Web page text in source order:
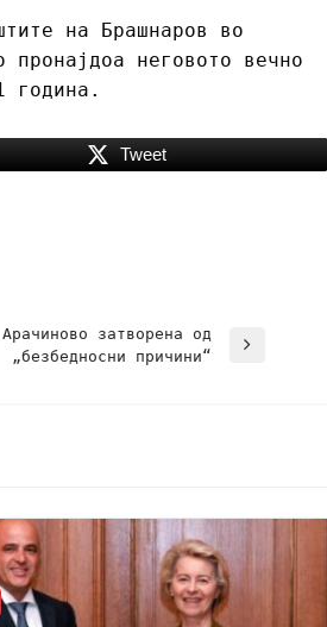
на Брашнаров во
неговото вечно
година.
Tweet
затворена од
„безбедносни причини“